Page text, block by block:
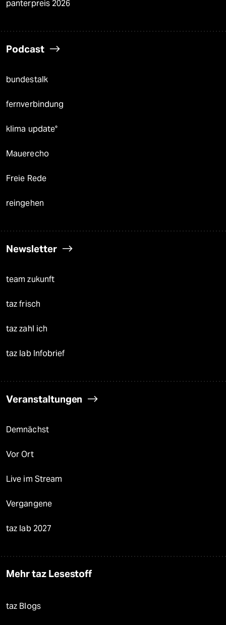
panterpreis 2026
Podcast
bundestalk
fernverbindung
klima update°
Mauerecho
Freie Rede
reingehen
Newsletter
team zukunft
taz frisch
taz zahl ich
taz lab Infobrief
Veranstaltungen
Demnächst
Vor Ort
Live im Stream
Vergangene
taz lab 2027
Mehr taz Lesestoff
taz Blogs